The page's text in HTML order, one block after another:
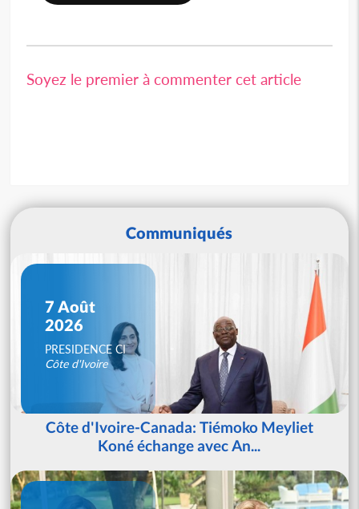
Soyez le premier à commenter cet article
Communiqués
7 Août
2026
PRESIDENCE CI
Côte d'Ivoire
Côte d'Ivoire-Canada: Tiémoko Meyliet
Koné échange avec An...